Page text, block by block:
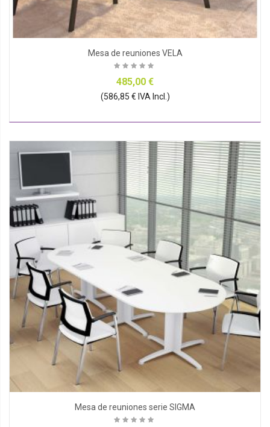
Mesa de reuniones VELA
485,00 €
(586,85 € IVA Incl.)
Mesa de reuniones serie SIGMA